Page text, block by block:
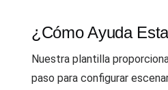
¿Cómo Ayuda
Nuestra plantilla
paso para configurar